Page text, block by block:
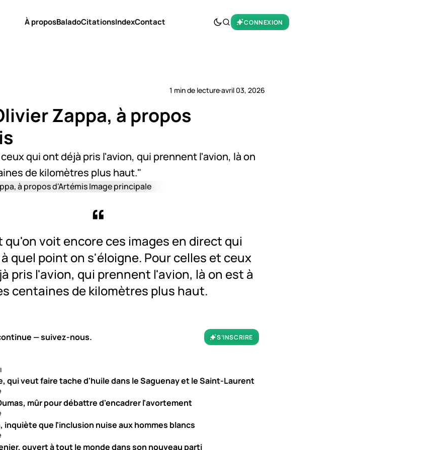
À proposBaladoCitationsIndexContact CONNEXION
1 min de lecture·avril 03, 2026
Zappa, à propos
qui ont déjà pris l'avion, qui prennent l'avion, là on
de kilomètres plus haut."
qu'on voit encore ces images en direct qui
quel point on s'éloigne. Pour celles et ceux
pris l'avion, qui prennent l'avion, là on est à
centaines de kilomètres plus haut.
— suivez-nous. S’INSCRIRE
qui veut faire tache d'huile dans le Saguenay et le Saint-Laurent
mûr pour débattre d'encadrer l'avortement
inquiète que l'inclusion nuise aux hommes blancs
ouvert à tout le monde dans son nouveau parti